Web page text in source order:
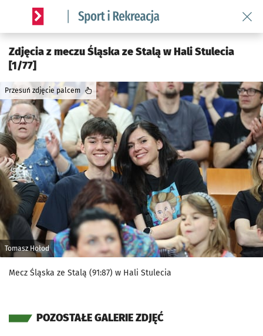
Serwis informacyjny wroclaw.pl podserwis: Sport i rekreacja
Zdjęcia z meczu Śląska ze Stalą w Hali Stulecia
[1/77]
Tomasz Hołod
Przesuń zdjęcie palcem
Mecz Śląska ze Stalą (91:87) w Hali Stulecia
POZOSTAŁE GALERIE ZDJĘĆ